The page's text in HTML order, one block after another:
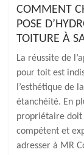
COMMENT
POSE
TOITURE À
La réussite de
pour toit est
l’esthétique de
étanchéité. En
propriétaire doit
compétent et
adresser à MR